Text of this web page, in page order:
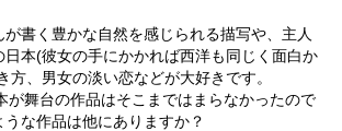
書く豊かな自然を感じられる描写や、主人
本(彼女の手にかかれば西洋も同じく面白か
方、男女の淡い恋などが大好きです。
が舞台の作品はそこまではまらなかったので
な作品は他にありますか？